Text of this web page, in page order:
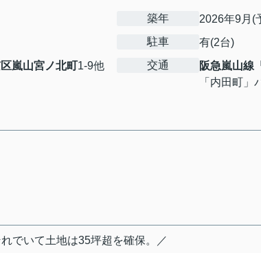
嵐山宮ノ北町1-9他
築年
2026年9月(
駐車
有(2台)
交通
阪急嵐山線 「
「内田町
でいて土地は35坪超を確保。／